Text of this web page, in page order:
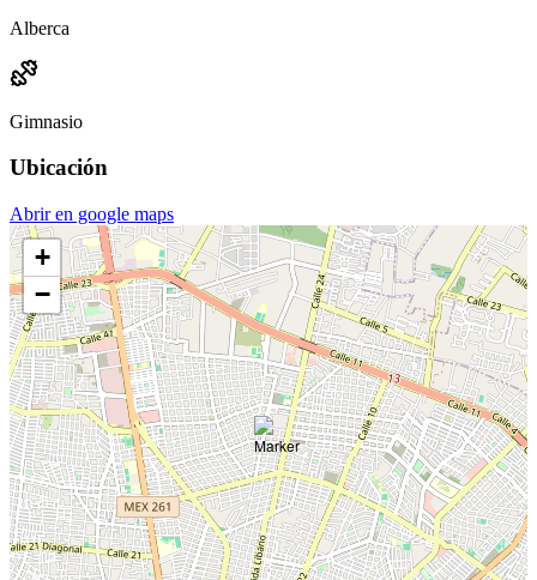
Alberca
Gimnasio
Ubicación
Abrir en google maps
+
−